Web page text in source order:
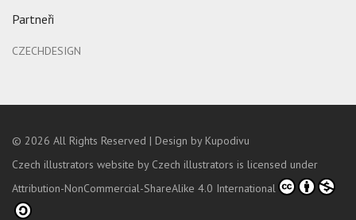
Partneři
CZECHDESIGN
© 2026 All Rights Reserved | Design by Kupodivu
Czech illustrators website by Czech illustrators is licensed under
Attribution-NonCommercial-ShareAlike 4.0 International